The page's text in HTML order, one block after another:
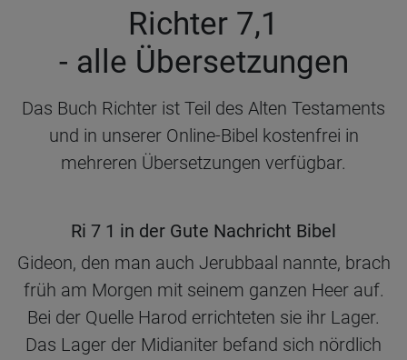
Richter 7,1
- alle Übersetzungen
Das Buch Richter ist Teil des Alten Testaments
und in unserer Online-Bibel kostenfrei in
mehreren Übersetzungen verfügbar.
Ri 7 1 in der Gute Nachricht Bibel
Gideon, den man auch Jerubbaal nannte, brach
früh am Morgen mit seinem ganzen Heer auf.
Bei der Quelle Harod errichteten sie ihr Lager.
Das Lager der Midianiter befand sich nördlich